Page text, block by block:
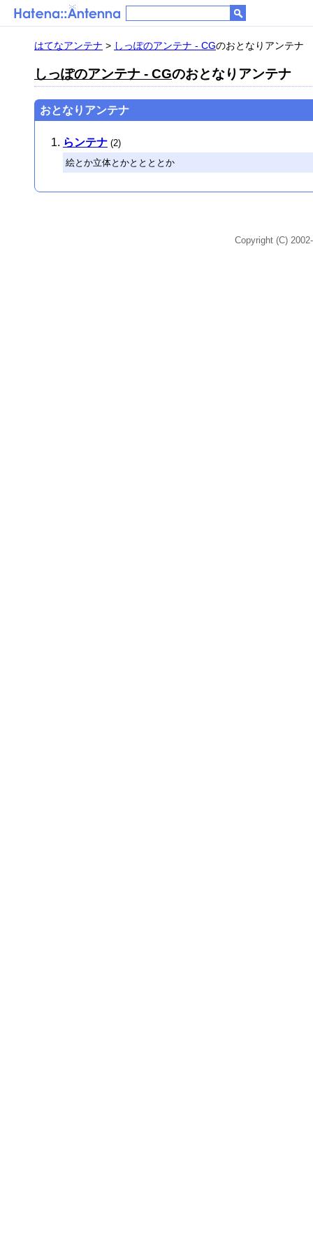
はてなアンテナ > しっぽのアンテナ - CGのおとなりアンテナ
しっぽのアンテナ - CGのおとなりアンテナ
おとなりアンテナ
らンテナ (2)
絵とか立体とかととととか
Copyright (C)